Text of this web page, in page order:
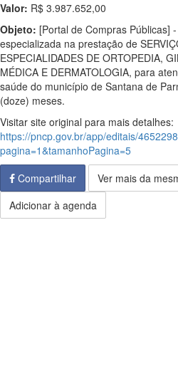
Valor: R$ 3.987.652,00
Objeto: [Portal de Compras Públicas]
especializada na prestação de
ESPECIALIDADES DE ORTOPEDIA,
MÉDICA E DERMATOLOGIA, para
saúde do município de Santana de
(doze) meses.
Visitar site original para mais detalhes:
https://pncp.gov.br/app/editais/
pagina=1&tamanhoPagina=5
Compartilhar
Ver mais da
Adicionar à agenda